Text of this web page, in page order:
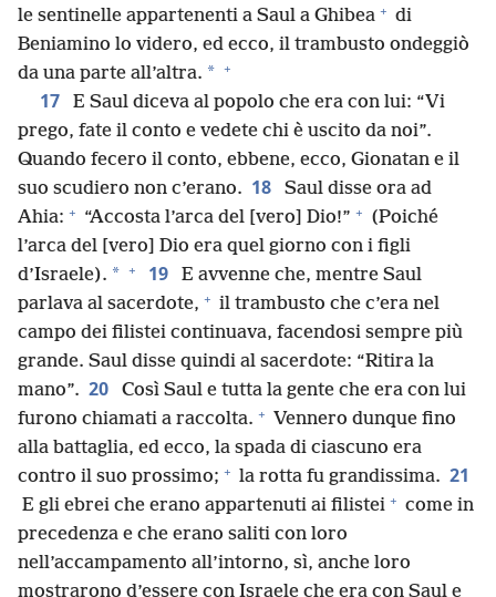
le sentinelle appartenenti a Saul a Ghibea + di
Beniamino lo videro, ed ecco, il trambusto ondeggiò
da una parte all’altra. * +
17
E Saul diceva al popolo che era con lui: “Vi
prego, fate il conto e vedete chi è uscito da noi”.
Quando fecero il conto, ebbene, ecco, Gionatan e il
suo scudiero non c’erano. 18
Saul disse ora ad
Ahia: + “Accosta l’arca del [vero] Dio!” + (Poiché
l’arca del [vero] Dio era quel giorno con i figli
d’Israele). * + 19
E avvenne che, mentre Saul
parlava al sacerdote, + il trambusto che c’era nel
campo dei filistei continuava, facendosi sempre più
grande. Saul disse quindi al sacerdote: “Ritira la
mano”. 20
Così Saul e tutta la gente che era con lui
furono chiamati a raccolta. + Vennero dunque fino
alla battaglia, ed ecco, la spada di ciascuno era
contro il suo prossimo; + la rotta fu grandissima. 21
E gli ebrei che erano appartenuti ai filistei + come in
precedenza e che erano saliti con loro
nell’accampamento all’intorno, sì, anche loro
mostrarono d’essere con Israele che era con Saul e